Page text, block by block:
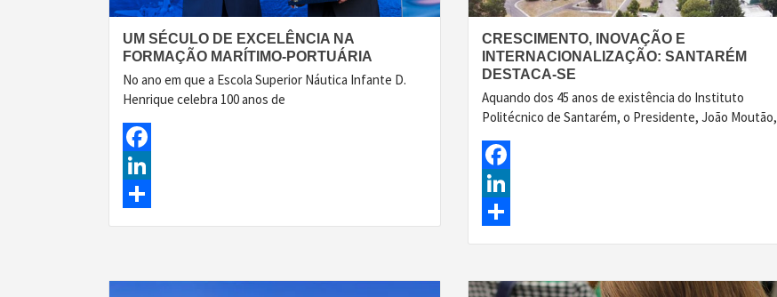
UM SÉCULO DE EXCELÊNCIA NA
FORMAÇÃO MARÍTIMO-PORTUÁRIA
No ano em que a Escola Superior Náutica Infante D.
Henrique celebra 100 anos de
Facebook
LinkedIn
Share
CRESCIMENTO, INOVAÇÃO E
INTERNACIONALIZAÇÃO: SANTARÉM
DESTACA-SE
Aquando dos 45 anos de existência do Instituto
Politécnico de Santarém, o Presidente, João Moutão,
Facebook
LinkedIn
Share